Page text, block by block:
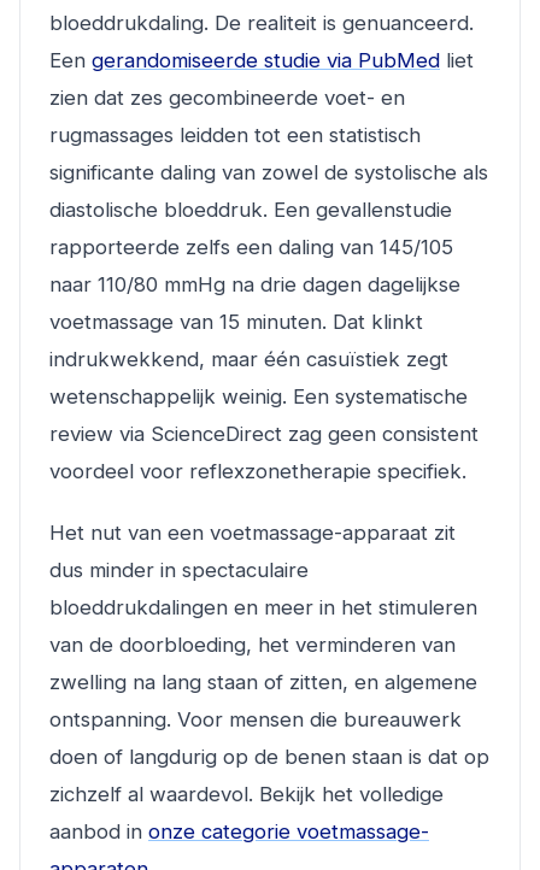
bloeddrukdaling. De realiteit is genuanceerd.
Een gerandomiseerde studie via PubMed liet
zien dat zes gecombineerde voet- en
rugmassages leidden tot een statistisch
significante daling van zowel de systolische als
diastolische bloeddruk. Een gevallenstudie
rapporteerde zelfs een daling van 145/105
naar 110/80 mmHg na drie dagen dagelijkse
voetmassage van 15 minuten. Dat klinkt
indrukwekkend, maar één casuïstiek zegt
wetenschappelijk weinig. Een systematische
review via ScienceDirect zag geen consistent
voordeel voor reflexzonetherapie specifiek.
Het nut van een voetmassage-apparaat zit
dus minder in spectaculaire
bloeddrukdalingen en meer in het stimuleren
van de doorbloeding, het verminderen van
zwelling na lang staan of zitten, en algemene
ontspanning. Voor mensen die bureauwerk
doen of langdurig op de benen staan is dat op
zichzelf al waardevol. Bekijk het volledige
aanbod in onze categorie voetmassage-